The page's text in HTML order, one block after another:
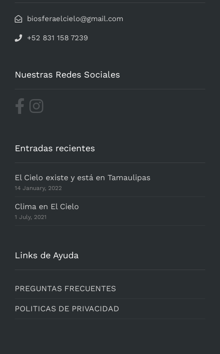
biosferaelcielo@gmail.com
+52 831 158 7239
Nuestras Redes Sociales
Entradas recientes
El Cielo existe y está en Tamaulipas
14 January, 2022
Clima en El Cielo
1 July, 2021
Links de Ayuda
PREGUNTAS FRECUENTES
POLITICAS DE PRIVACIDAD